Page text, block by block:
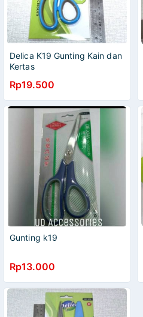
Delica K19 Gunting Kain dan
Kertas
Rp19.500
Gunting k19
Rp13.000